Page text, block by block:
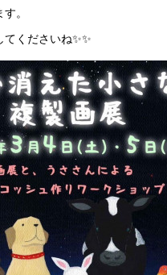
。
くださいね✨✨